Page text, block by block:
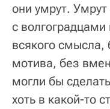
они умрут.
с
всякого смысла,
мотива, без
могли бы
хоть в какой-то